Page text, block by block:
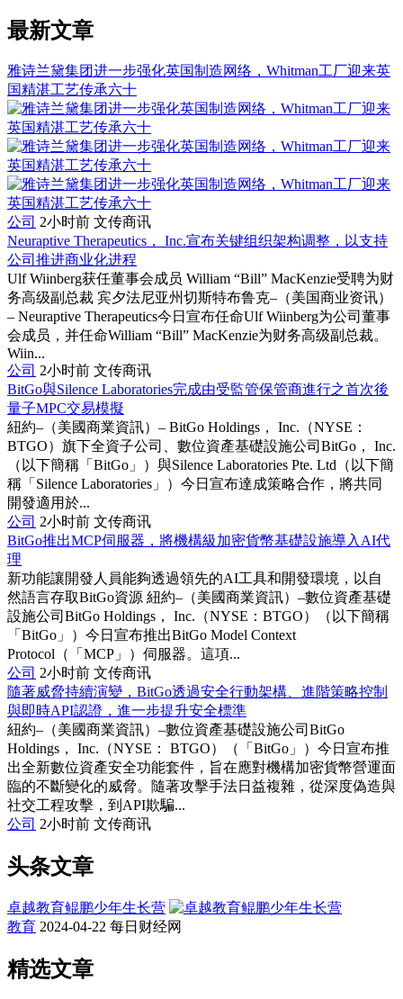
最新文章
雅诗兰黛集团进一步强化英国制造网络，Whitman工厂迎来英
国精湛工艺传承六十
公司 2小时前 文传商讯
Neuraptive Therapeutics， Inc.宣布关键组织架构调整，以支持
公司推进商业化进程
Ulf Wiinberg获任董事会成员 William “Bill” MacKenzie受聘为财
务高级副总裁 宾夕法尼亚州切斯特布鲁克–（美国商业资讯）
– Neuraptive Therapeutics今日宣布任命Ulf Wiinberg为公司董事
会成员，并任命William “Bill” MacKenzie为财务高级副总裁。
Wiin...
公司 2小时前 文传商讯
BitGo與Silence Laboratories完成由受監管保管商進行之首次後
量子MPC交易模擬
紐約–（美國商業資訊）– BitGo Holdings， Inc.（NYSE：
BTGO）旗下全資子公司、數位資產基礎設施公司BitGo， Inc.
（以下簡稱「BitGo」）與Silence Laboratories Pte. Ltd（以下簡
稱「Silence Laboratories」）今日宣布達成策略合作，將共同
開發適用於...
公司 2小时前 文传商讯
BitGo推出MCP伺服器，將機構級加密貨幣基礎設施導入AI代
理
新功能讓開發人員能夠透過領先的AI工具和開發環境，以自
然語言存取BitGo資源 紐約–（美國商業資訊）–數位資產基礎
設施公司BitGo Holdings， Inc.（NYSE：BTGO）（以下簡稱
「BitGo」）今日宣布推出BitGo Model Context
Protocol（「MCP」）伺服器。這項...
公司 2小时前 文传商讯
隨著威脅持續演變，BitGo透過安全行動架構、進階策略控制
與即時API認證，進一步提升安全標準
紐約–（美國商業資訊）–數位資產基礎設施公司BitGo
Holdings， Inc.（NYSE： BTGO）（「BitGo」）今日宣布推
出全新數位資產安全功能套件，旨在應對機構加密貨幣營運面
臨的不斷變化的威脅。隨著攻擊手法日益複雜，從深度偽造與
社交工程攻擊，到API欺騙...
公司 2小时前 文传商讯
头条文章
卓越教育鲲鹏少年生长营
教育 2024-04-22 每日财经网
精选文章